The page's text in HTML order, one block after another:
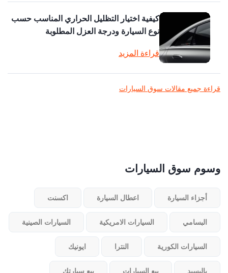
كيفية اختيار التظليل الحراري المناسب حسب
نوع السيارة ودرجة العزل المطلوبة
قراءة المزيد
قراءة جميع مقالات سوق السيارات
وسوم سوق السيارات
أجزاء السيارة اعطال السيارة اكسنت
البسامي السيارات الامريكية السيارات الصينية
السيارات الكورية النترا ايونيك
باليسيد بيع السيارات بيع سيارتك